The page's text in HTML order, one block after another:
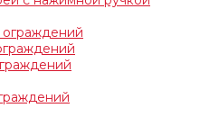
ограждений